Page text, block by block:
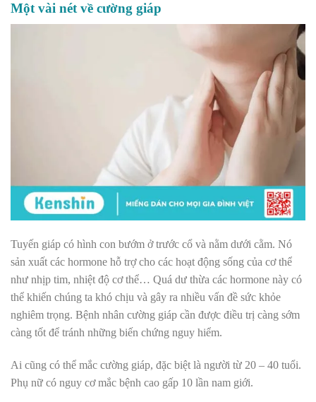
Một vài nét về cường giáp
Tuyến giáp có hình con bướm ở trước cổ và nằm dưới cằm. Nó
sản xuất các hormone hỗ trợ cho các hoạt động sống của cơ thể
như nhịp tim, nhiệt độ cơ thể… Quá dư thừa các hormone này có
thể khiến chúng ta khó chịu và gây ra nhiều vấn đề sức khỏe
nghiêm trọng. Bệnh nhân cường giáp cần được điều trị càng sớm
càng tốt để tránh những biến chứng nguy hiểm.
Ai cũng có thể mắc cường giáp, đặc biệt là người từ 20 – 40 tuổi.
Phụ nữ có nguy cơ mắc bệnh cao gấp 10 lần nam giới.